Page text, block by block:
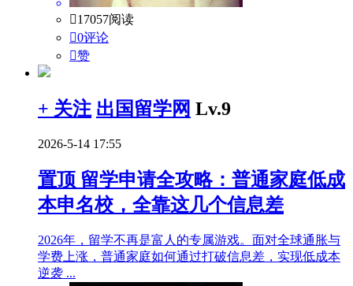
17057阅读
0评论
赞
+ 关注 出国留学网 Lv.9
2026-5-14 17:55
置顶 留学申请全攻略：普通家庭低成
本申名校，全靠这几个信息差
2026年，留学不再是富人的专属游戏。面对全球通胀与
学费上涨，普通家庭如何通过打破信息差，实现低成本
逆袭 ...